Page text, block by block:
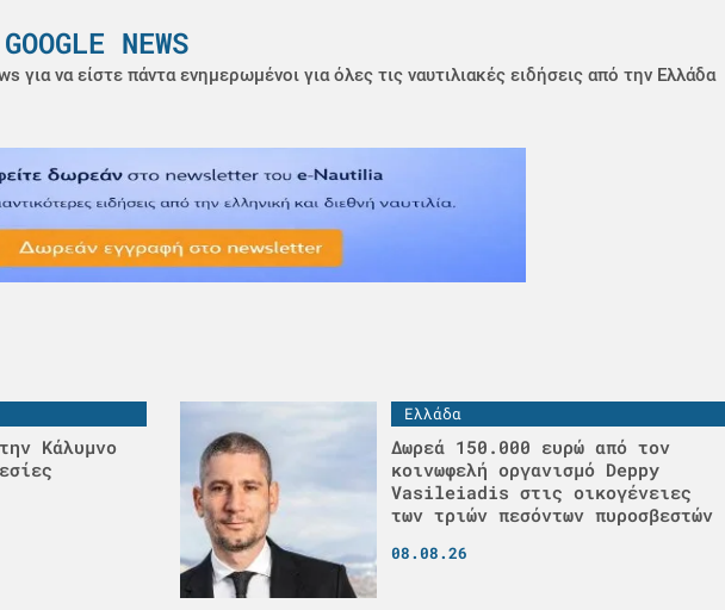
NEWS
να είστε πάντα ενημερωμένοι για όλες τις ναυτιλιακές ειδήσεις από την Ελλάδα
Κάλυμνο
Ελλάδα
Δωρεά 150.000 ευρώ από τον
κοινωφελή οργανισμό Deppy
Vasileiadis στις οικογένειες
των τριών πεσόντων πυροσβεστών
08.08.26